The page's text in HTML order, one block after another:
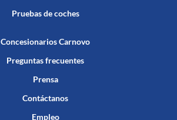
Pruebas de coches
Concesionarios Carnovo
Preguntas frecuentes
Prensa
Contáctanos
Empleo